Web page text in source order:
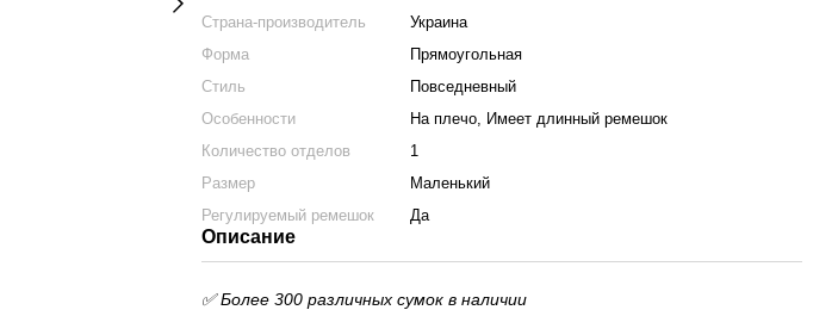
Страна-производитель
Украина
Форма
Прямоугольная
Стиль
Повседневный
Особенности
На плечо, Имеет длинный ремешок
Количество отделов
1
Размер
Маленький
Регулируемый ремешок
Да
Описание
✅ Более 300 различных сумок в наличии